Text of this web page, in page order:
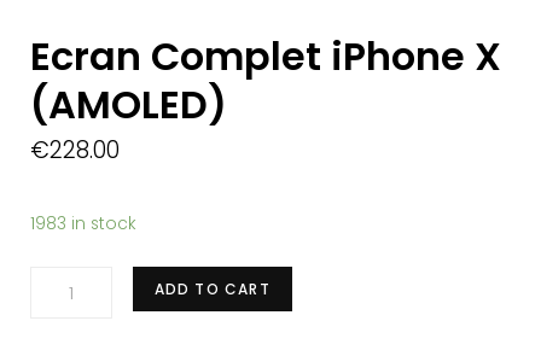
Ecran Complet iPhone X
(AMOLED)
€228.00
1983 in stock
Ecran
ADD TO CART